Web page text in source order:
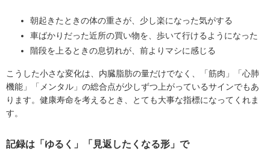
朝起きたときの体の重さが、少し楽になった気がする
車ばかりだった近所の買い物を、歩いて行けるようになった
階段を上るときの息切れが、前よりマシに感じる
こうした小さな変化は、内臓脂肪の量だけでなく、「筋肉」「心肺
機能」「メンタル」の総合点が少しずつ上がっているサインでもあ
ります。健康寿命を考えるとき、とても大事な指標になってくれま
す。
記録は「ゆるく」「見返したくなる形」で